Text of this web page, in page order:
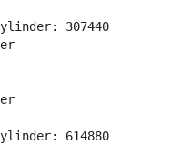
307440
614880